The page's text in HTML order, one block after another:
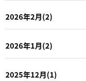
2026年2月(2)
2026年1月(2)
2025年12月(1)